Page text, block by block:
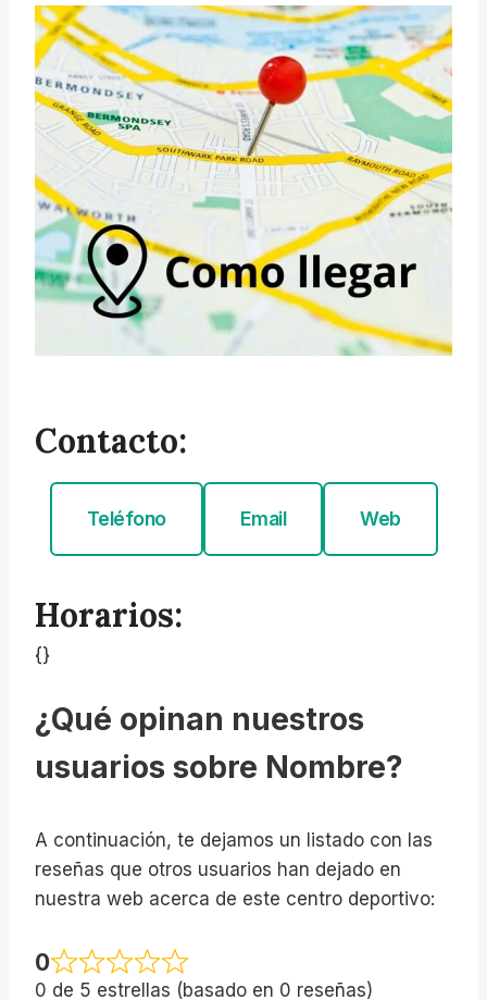
Contacto:
Teléfono Email Web
Horarios:
{}
¿Qué opinan nuestros
usuarios sobre Nombre?
A continuación, te dejamos un listado con las
reseñas que otros usuarios han dejado en
nuestra web acerca de este centro deportivo:
0
0 de 5 estrellas (basado en 0 reseñas)